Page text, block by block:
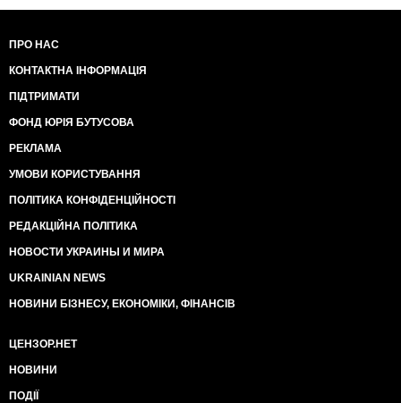
ПРО НАС
КОНТАКТНА ІНФОРМАЦІЯ
ПІДТРИМАТИ
ФОНД ЮРІЯ БУТУСОВА
РЕКЛАМА
УМОВИ КОРИСТУВАННЯ
ПОЛІТИКА КОНФІДЕНЦІЙНОСТІ
РЕДАКЦІЙНА ПОЛІТИКА
НОВОСТИ УКРАИНЫ И МИРА
UKRAINIAN NEWS
НОВИНИ БІЗНЕСУ, ЕКОНОМІКИ, ФІНАНСІВ
ЦЕНЗОР.НЕТ
НОВИНИ
ПОДІЇ